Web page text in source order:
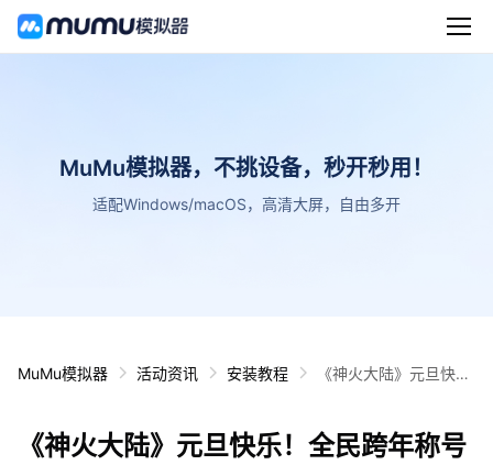
MuMu模拟器，不挑设备，秒开秒用！
适配Windows/macOS，高清大屏，自由多开
MuMu模拟器 活动资讯 安装教程
《神火大陆》元旦快
《神火大陆》元旦快乐！全民跨年称号